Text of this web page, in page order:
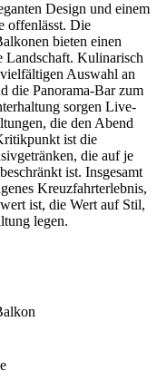
Design und einem
offenlässt. Die
bieten einen
Landschaft. Kulinarisch
Auswahl an
die Panorama-Bar zum
sorgen Live-
die den Abend
ist die
die auf je
ist. Insgesamt
Kreuzfahrterlebnis,
ist, die Wert auf Stil,
legen.